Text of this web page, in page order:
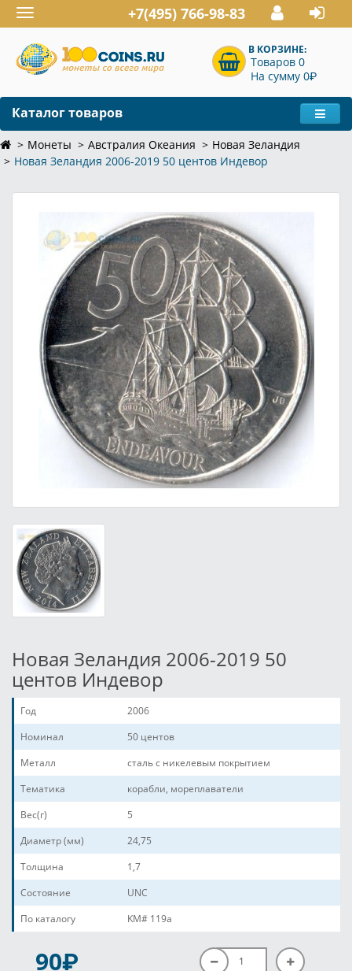
Toggle
navigation
+7(495) 766-98-83
В КОРЗИНЕ:
Товаров 0
На сумму 0P
Каталог товаров
Монеты Австралия Океания
Новая Зеландия
Новая Зеландия 2006-2019 50 центов Индевор
Новая Зеландия 2006-2019 50
центов Индевор
Год
2006
Номинал
50 центов
Металл
cталь с никелевым покрытием
Тематика
корабли, мореплаватели
Вес(г)
5
Диаметр (мм)
24,75
Толщина
1,7
Состояние
UNC
По каталогу
KM# 119a
90P